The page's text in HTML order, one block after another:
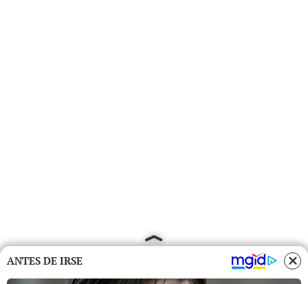
ANTES DE IRSE